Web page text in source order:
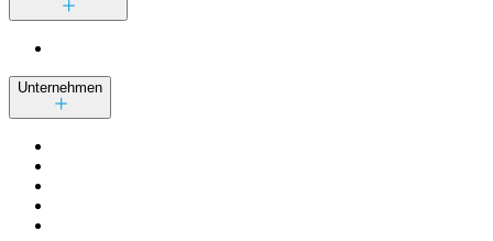
Unternehmen